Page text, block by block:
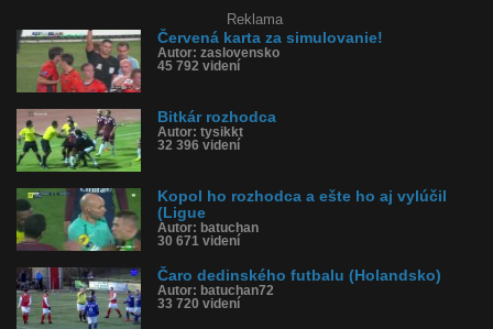
Reklama
Červená karta za simulovanie!
Autor: zaslovensko
45 792 videní
Bitkár rozhodca
Autor: tysikkt
32 396 videní
Kopol ho rozhodca a ešte ho aj vylúčil
(Ligue
Autor: batuchan
30 671 videní
Čaro dedinského futbalu (Holandsko)
Autor: batuchan72
33 720 videní